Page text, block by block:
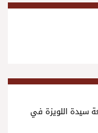
سيدة اللويزة في